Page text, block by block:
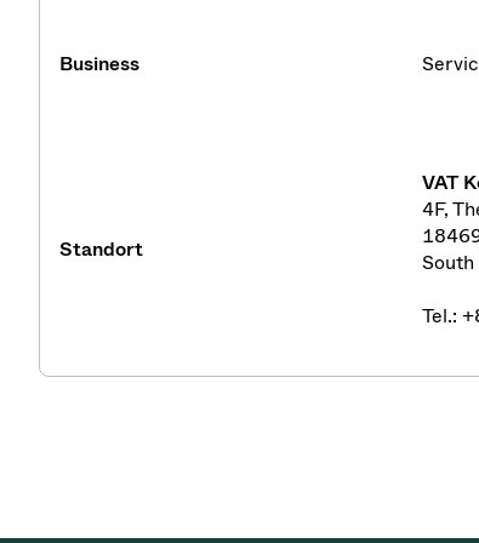
Business
Standort
VAT
4F,
Tel.: